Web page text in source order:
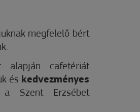
megfelelő bért
alapján cafetériát
és kedvezményes
Szent Erzsébet